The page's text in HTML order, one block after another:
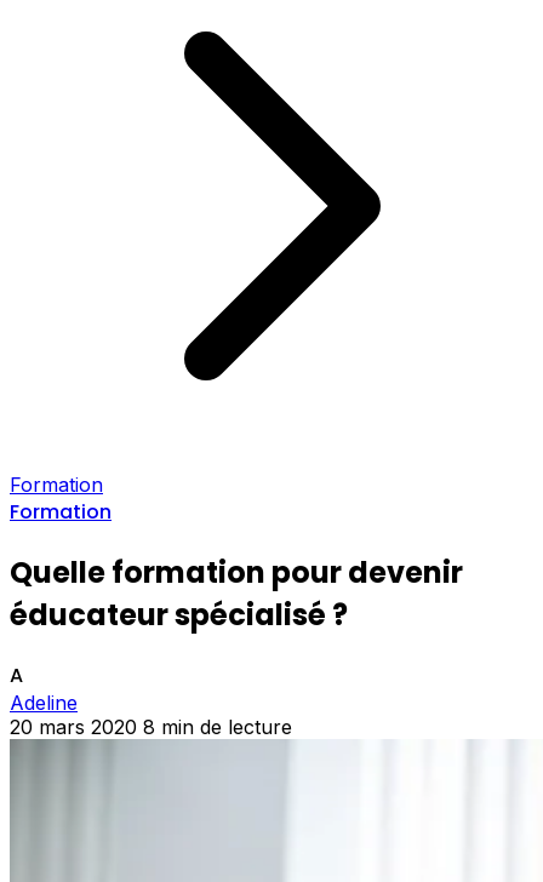
Formation
Formation
Quelle formation pour devenir
éducateur spécialisé ?
A
Adeline
20 mars 2020 8 min de lecture